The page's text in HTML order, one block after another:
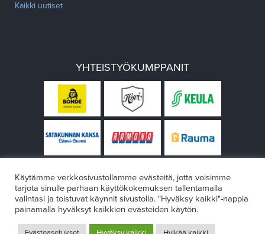
Kaikki uutiset
YHTEISTYÖKUMPPANIT
Käytämme verkkosivustollamme evästeitä, jotta voisimme
tarjota sinulle parhaan käyttökokemuksen tallentamalla
valintasi ja toistuvat käynnit sivustolla. "Hyväksy kaikki"-nappia
painamalla hyväksyt kaikkien evästeiden käytön.